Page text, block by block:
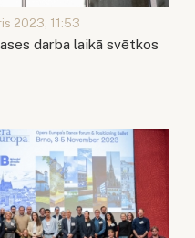
2023, 11:53
darba laikā svētkos